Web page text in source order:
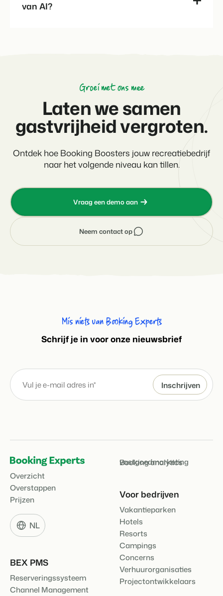
van AI?
Groei met ons mee
Laten we samen
gastvrijheid vergroten.
Ontdek hoe Booking Boosters jouw recreatiebedrijf
naar het volgende niveau kan tillen.
Neem contact op
Vraag een demo aan
Mis niets van Booking Experts
Schrijf je in voor onze nieuwsbrief
Overzicht
Overstappen
Prijzen
NL
BEX PMS
Reserveringssysteem
Channel Management
vastgoedmarketing
Booking analytics
Voor bedrijven
Vakantieparken
Hotels
Resorts
Campings
Concerns
Verhuurorganisaties
Projectontwikkelaars